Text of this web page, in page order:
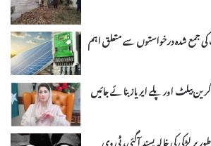
کی جمع شدہ درخواستوں سے متعلق اہم
بیلٹ اور پلے ایریاز بنائے جائیں
لڑکی کی خالہ پسند آگئی، ٹی وی